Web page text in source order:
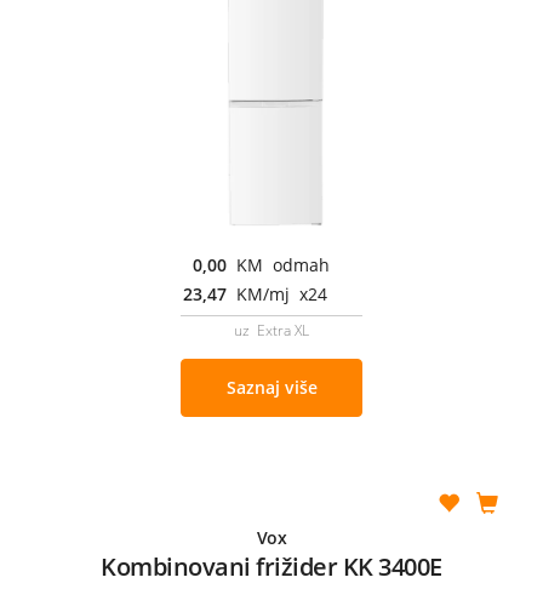
0,00 KM odmah
23,47 KM/mj x24
uz Extra XL
Saznaj više
Vox
Kombinovani frižider KK 3400E